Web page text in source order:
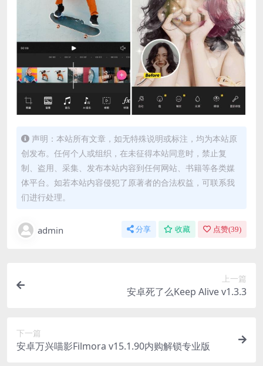
声明：本站所有文章，如无特殊说明或标注，均为本站原
创发布。任何个人或组织，在未征得本站同意时，禁止复
制、盗用、采集、发布本站内容到任何网站、书籍等各类媒
体平台。如若本站内容侵犯了原著者的合法权益，可联系我
们进行处理。
admin 分享 收藏 点赞(39)
上一篇
安卓死了么Keep Alive v1.3.3
下一篇
安卓万兴喵影Filmora v15.1.90内购解锁专业版